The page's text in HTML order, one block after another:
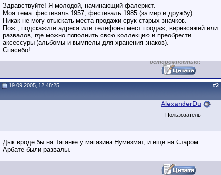
пользователя на
этом форуме.
Сделки с
пользователями,
обладающими
низким
рейтингом и
осторожностью!
Здравствуйте! Я молодой, начинающий фалерист.
Моя тема: фестиваль 1957, фестиваль 1985 (за мир и дружбу)
Никак не могу отыскать места продажи срук старых значков.
Пож., подскажите адреса или телефоны мест продаж, вернисажей или
развалов, где можно пополнить свою коллекцию и преобрести
аксессуры (альбомы и вымпелы для хранения знаков).
Спасибо!
19.09.2005, 12:48:25 #2
AlexanderDu
Пользователь
Дык вроде бы на Таганке у магазина Нумизмат, и еще на Старом
Арбате были развалы.